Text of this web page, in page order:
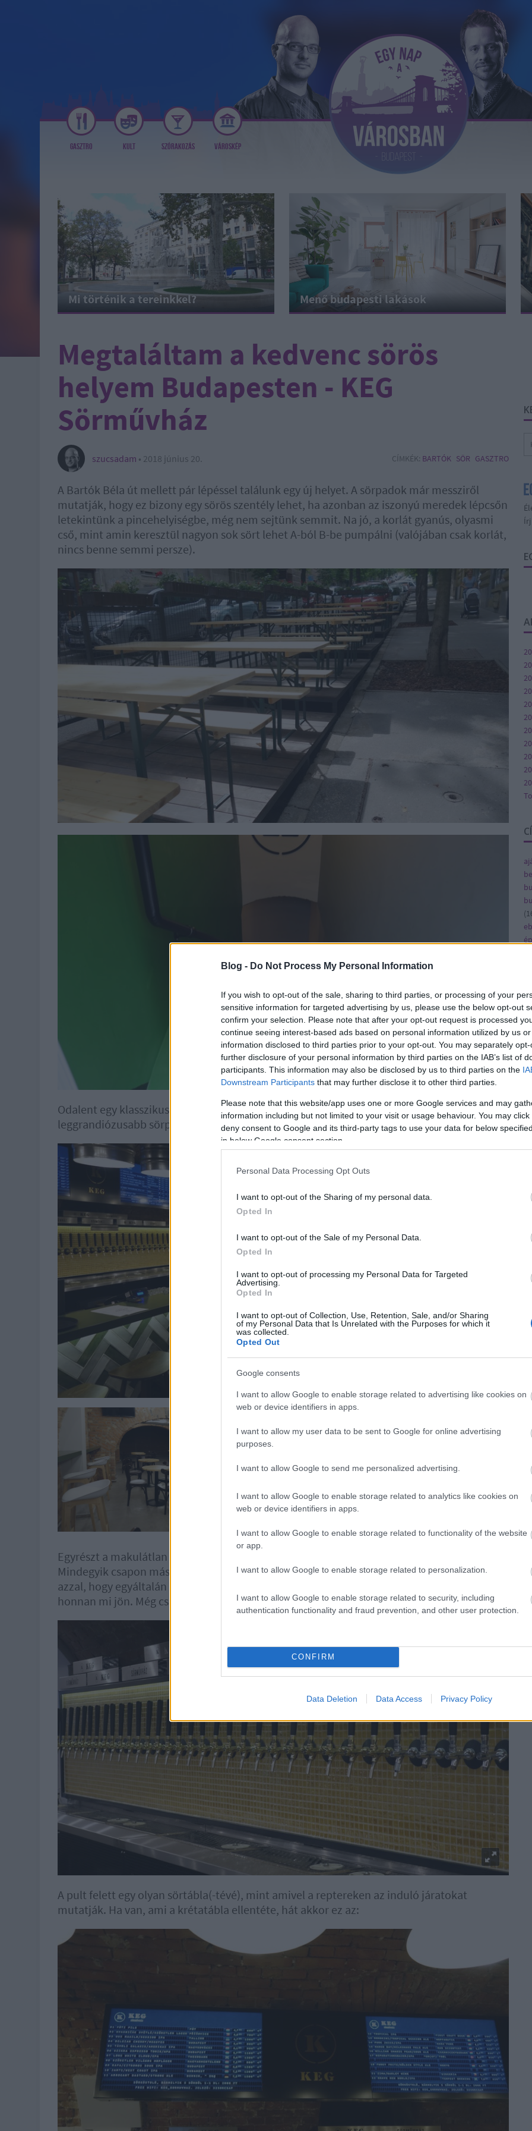
Blog - Do Not Process My Personal Information
If you wish to opt-out of the sale, sharing to third parties, or processing of your
sensitive information for targeted advertising by us, please use the below opt-out
confirm your selection. Please note that after your opt-out request is processed
continue seeing interest-based ads based on personal information utilized by us
information disclosed to third parties prior to your opt-out. You may separately
further disclosure of your personal information by third parties on the IAB’s list of
participants. This information may also be disclosed by us to third parties on the
Downstream Participants that may further disclose it to other third parties.
Please note that this website/app uses one or more Google services and may
information including but not limited to your visit or usage behaviour. You may
deny consent to Google and its third-party tags to use your data for below
in below Google consent section.
Personal Data Processing Opt Outs
I want to opt-out of the Sharing of my personal data.
Opted In
I want to opt-out of the Sale of my Personal Data.
Opted In
I want to opt-out of processing my Personal Data for Targeted
Advertising.
Opted In
I want to opt-out of Collection, Use, Retention, Sale, and/or Sharing
of my Personal Data that Is Unrelated with the Purposes for which it
was collected.
Opted Out
Google consents
I want to allow Google to enable storage related to advertising like cookies on
web or device identifiers in apps.
I want to allow my user data to be sent to Google for online advertising
purposes.
I want to allow Google to send me personalized advertising.
I want to allow Google to enable storage related to analytics like cookies on
web or device identifiers in apps.
I want to allow Google to enable storage related to functionality of the website
or app.
I want to allow Google to enable storage related to personalization.
I want to allow Google to enable storage related to security, including
authentication functionality and fraud prevention, and other user protection.
CONFIRM
Data Deletion Data Access Privacy Policy
GASZTRO KULT SZÓRAKOZÁS VÁROSKÉP
Mi történik a tereinkkel? Menő budapesti lakások
Megtaláltam a kedvenc sörös
helyem Budapesten - KEG
Sörművház
szucsadam • 2018 június 20. CÍMKÉK: BARTÓK SÖR GASZTRO
A Bartók Béla út mellett pár lépéssel találunk egy új helyet. A sörpadok már messziről
mutatják, hogy ez bizony egy sörös szentély lehet, ha azonban az iszonyú meredek lépcsőn
letekintünk a pincehelyiségbe, még nem sejtünk semmit. Na jó, a korlát gyanús, olyasmi
cső, mint amin keresztül nagyon sok sört lehet A-ból B-be pumpálni (valójában csak korlát,
nincs benne semmi persze).
Odalent egy klasszikus pincét találunk, természetesen nyerstégla falakkal, emellett a
leggrandiózusabb sörpulttal, amit el lehet képzelni.
Egyrészt a makulátlan tisztaságra utaló, csillogó csempefalon 32 karos sörcsapoló látható.
Mindegyik csapon más sör folyik ki, mondanom sem kell. Tovább borzolták a kedélyeket
azzal, hogy egyáltalán semmilyen felirat nem árulkodik a külvilágnak arra vonatkozóan,
honnan mi jön. Még csak számozás sincs, legalábbis én nem láttam ilyesmit.
A pult felett egy olyan sörtábla(-tévé), mint amivel a reptereken az induló járatokat
mutatják. Ha van, ami a krétatábla ellentéte, hát akkor ez az:
(
(
25